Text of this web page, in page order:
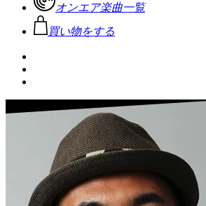
オンエア楽曲一覧
買い物をする